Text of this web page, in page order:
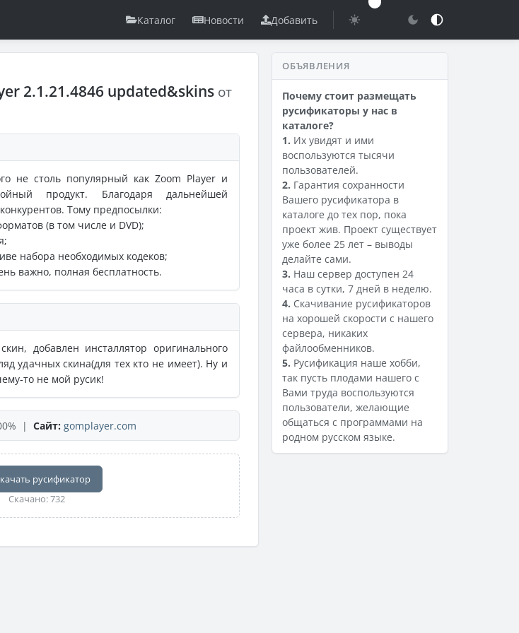
Каталог Новости Добавить
2.1.21.4846 updated&skins от
не столь популярный как Zoom Player и
продукт. Благодаря дальнейшей
Тому предпосылки:
(в том числе и DVD);
набора необходимых кодеков;
важно, полная бесплатность.
добавлен инсталлятор оригинального
удачных скина(для тех кто не имеет). Ну и
то не мой русик!
| Сайт: gomplayer.com
русификатор
Скачано: 732
ОБЪЯВЛЕНИЯ
Почему стоит размещать
русификаторы у нас в
каталоге?
1. Их увидят и ими
воспользуются тысячи
пользователей.
2. Гарантия сохранности
Вашего русификатора в
каталоге до тех пор, пока
проект жив. Проект существует
уже более 25 лет – выводы
делайте сами.
3. Наш сервер доступен 24
часа в сутки, 7 дней в неделю.
4. Скачивание русификаторов
на хорошей скорости с нашего
сервера, никаких
файлообменников.
5. Русификация наше хобби,
так пусть плодами нашего с
Вами труда воспользуются
пользователи, желающие
общаться с программами на
родном русском языке.